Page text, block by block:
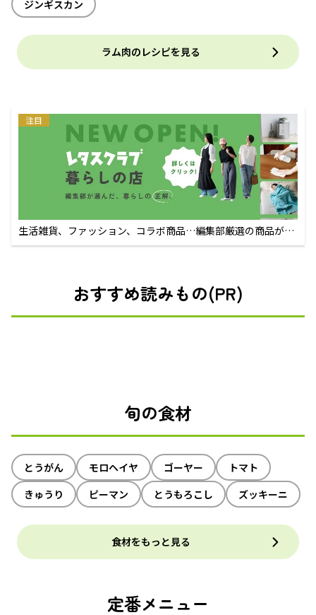
ジンギスカン
ラム肉のレシピを見る
注目
生活雑貨、ファッション、コラボ商品…編集部厳選の商品が買
えるECサイト
おすすめ読みもの(PR)
旬の食材
とうがん モロヘイヤ ゴーヤー
トマト
きゅうり
ピーマン とうもろこし ズッキーニ
食材をもっと見る
定番メニュー